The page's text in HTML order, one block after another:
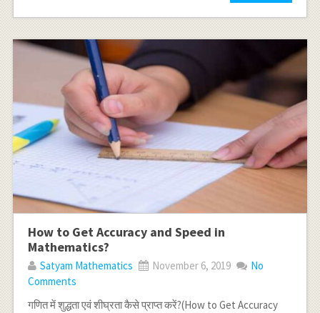
How to Get Accuracy and Speed in
Mathematics?
Satyam Mathematics November 6, 2019
No
Comments
गणित में शुद्धता एवं शीघ्रता कैसे प्राप्त करें?(How to Get Accuracy